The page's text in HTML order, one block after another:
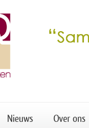
Nieuws Over ons